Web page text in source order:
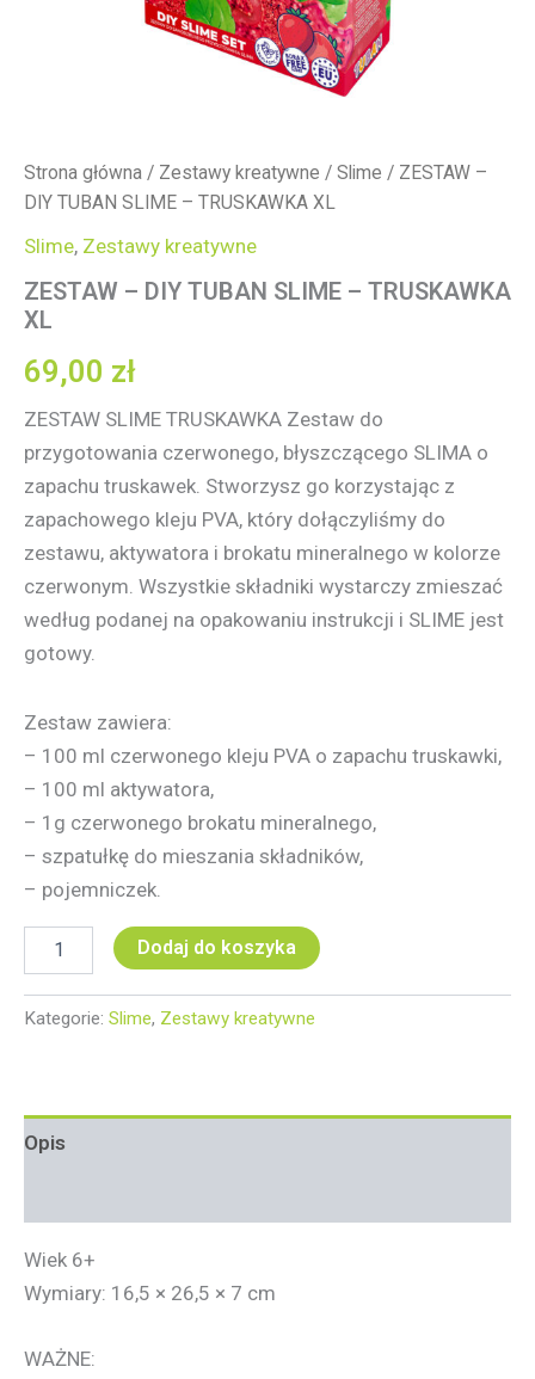
Strona główna / Zestawy kreatywne / Slime / ZESTAW –
DIY TUBAN SLIME – TRUSKAWKA XL
Slime, Zestawy kreatywne
ZESTAW – DIY TUBAN SLIME – TRUSKAWKA
XL
69,00 zł
ZESTAW SLIME TRUSKAWKA Zestaw do
przygotowania czerwonego, błyszczącego SLIMA o
zapachu truskawek. Stworzysz go korzystając z
zapachowego kleju PVA, który dołączyliśmy do
zestawu, aktywatora i brokatu mineralnego w kolorze
czerwonym. Wszystkie składniki wystarczy zmieszać
według podanej na opakowaniu instrukcji i SLIME jest
gotowy.
Zestaw zawiera:
– 100 ml czerwonego kleju PVA o zapachu truskawki,
– 100 ml aktywatora,
– 1g czerwonego brokatu mineralnego,
– szpatułkę do mieszania składników,
– pojemniczek.
Dodaj do koszyka
Kategorie: Slime, Zestawy kreatywne
Opis
Wiek 6+
Wymiary: 16,5 × 26,5 × 7 cm
WAŻNE: